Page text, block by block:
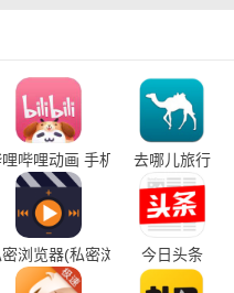
哩哔哩动画 手机下载去哪儿旅行
览器手机下载)
浏览器(私密浏览器手机下载)
今日头条